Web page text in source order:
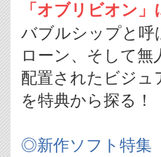
「オブリビオン
バブルシップと呼
ローン、そして
配置されたビジュ
を特典から探る！
◎新作ソフト特集